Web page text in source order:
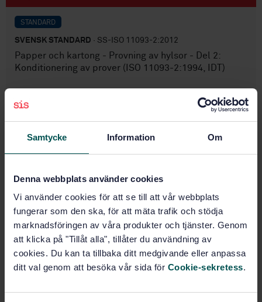
Samtycke Information Om
Denna webbplats använder cookies
Vi använder cookies för att se till att vår webbplats
fungerar som den ska, för att mäta trafik och stödja
marknadsföringen av våra produkter och tjänster. Genom
att klicka på "Tillåt alla", tillåter du användning av
cookies. Du kan ta tillbaka ditt medgivande eller anpassa
ditt val genom att besöka vår sida för Cookie-sekretess.
STANDARD
SVENSK STANDARD · SS-ISO 11093-2:2012
Papper och kartong - Provning av hylsor - Del 2:
Konditionering av prover (ISO 11093-2:1994, IDT)
Prenumerera på standarden - Läs mer
Pris:543 SEK
PDF
Lägg i varukorgen
Produktinformation
Språk: Engelska
Fysikaliska
provningsmetoder, SIS/TK 157/AG 01
Internationell titel:Paper and board -